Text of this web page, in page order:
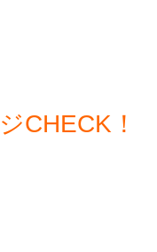
CHECK！